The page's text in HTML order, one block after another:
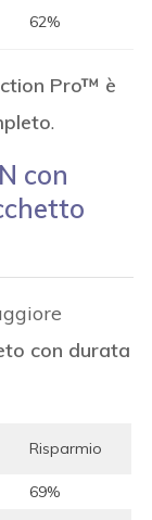
62%
Pro™ è
.
con
con durata
Risparmio
69%